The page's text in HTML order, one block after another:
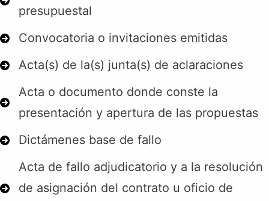
presupuestal
Convocatoria o invitaciones emitidas
Acta(s) de la(s) junta(s) de aclaraciones
Acta o documento donde conste la
presentación y apertura de las propuestas
Dictámenes base de fallo
Acta de fallo adjudicatorio y a la resolución
de asignación del contrato u oficio de